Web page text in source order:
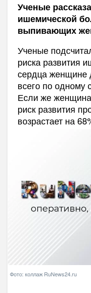
Ученые
ишемической
выпивающих
Ученые
риска развития
сердца женщине
всего по одному
Если же женщина
риск развития
возрастает на
Фото: коллаж RuNews24.ru